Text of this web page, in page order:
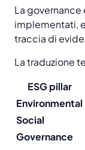
La governance
implementati,
traccia di
La traduzione
ESG pillar
Environmental
Social
Governance